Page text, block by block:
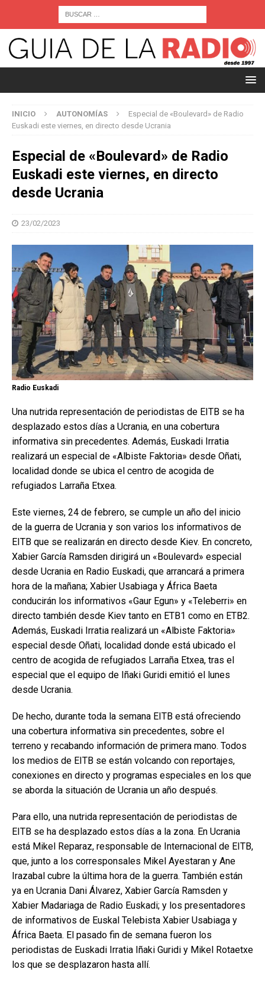
INICIO AUTONOMÍAS
Especial de «Boulevard» de Radio
Euskadi este viernes, en directo desde Ucrania
Especial de «Boulevard» de Radio
Euskadi este viernes, en directo
desde Ucrania
23/02/2023
Radio Euskadi
Una nutrida representación de periodistas de EITB se ha
desplazado estos días a Ucrania, en una cobertura
informativa sin precedentes. Además, Euskadi Irratia
realizará un especial de «Albiste Faktoria» desde Oñati,
localidad donde se ubica el centro de acogida de
refugiados Larraña Etxea.
Este viernes, 24 de febrero, se cumple un año del inicio
de la guerra de Ucrania y son varios los informativos de
EITB que se realizarán en directo desde Kiev. En concreto,
Xabier García Ramsden dirigirá un «Boulevard» especial
desde Ucrania en Radio Euskadi, que arrancará a primera
hora de la mañana; Xabier Usabiaga y África Baeta
conducirán los informativos «Gaur Egun» y «Teleberri» en
directo también desde Kiev tanto en ETB1 como en ETB2.
Además, Euskadi Irratia realizará un «Albiste Faktoria»
especial desde Oñati, localidad donde está ubicado el
centro de acogida de refugiados Larraña Etxea, tras el
especial que el equipo de Iñaki Guridi emitió el lunes
desde Ucrania.
De hecho, durante toda la semana EITB está ofreciendo
una cobertura informativa sin precedentes, sobre el
terreno y recabando información de primera mano. Todos
los medios de EITB se están volcando con reportajes,
conexiones en directo y programas especiales en los que
se aborda la situación de Ucrania un año después.
Para ello, una nutrida representación de periodistas de
EITB se ha desplazado estos días a la zona. En Ucrania
está Mikel Reparaz, responsable de Internacional de EITB,
que, junto a los corresponsales Mikel Ayestaran y Ane
Irazabal cubre la última hora de la guerra. También están
ya en Ucrania Dani Álvarez, Xabier García Ramsden y
Xabier Madariaga de Radio Euskadi; y los presentadores
de informativos de Euskal Telebista Xabier Usabiaga y
África Baeta. El pasado fin de semana fueron los
periodistas de Euskadi Irratia Iñaki Guridi y Mikel Rotaetxe
los que se desplazaron hasta allí.